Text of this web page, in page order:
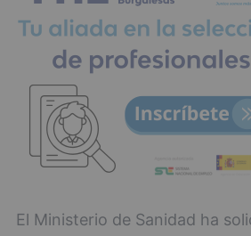
El Ministerio de Sanidad ha